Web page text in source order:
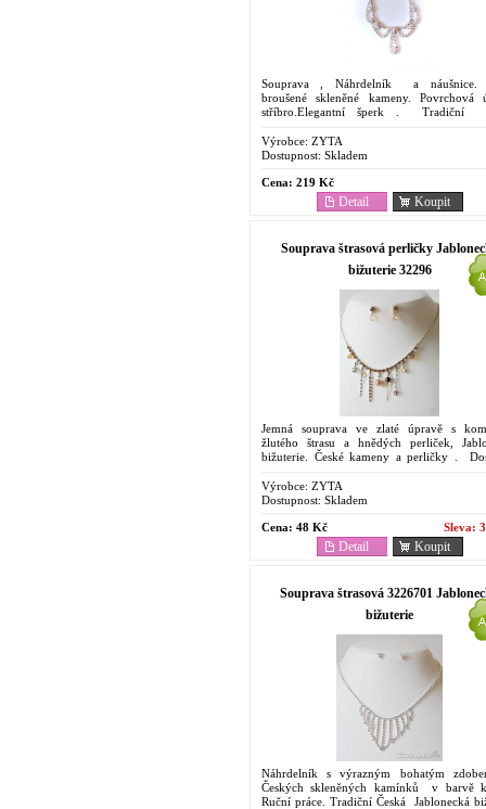
Souprava , Náhrdelník a náušnice.
broušené skleněné kameny. Povrchová
stříbro.Elegantní šperk . Tradiční
Výrobce: ZYTA
Dostupnost: Skladem
Cena: 219 Kč
Koupit
Detail
Souprava štrasová perličky
bižuterie 32296
Jemná souprava ve zlaté úpravě s
žlutého štrasu a hnědých perliček,
bižuterie. České kameny a perličky .
překročí...
Výrobce: ZYTA
Dostupnost: Skladem
Cena: 48 Kč Sleva:
Koupit
Detail
Souprava štrasová 3226701
bižuterie
Náhrdelník s výrazným bohatým
Českých skleněných kamínků v barvě
Ruční práce. Tradiční Česká Jablonecká